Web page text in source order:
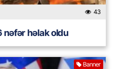
43
nəfər həlak oldu
Banner